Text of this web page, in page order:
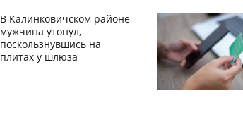
В Калинковичском районе
мужчина утонул,
поскользнувшись на
плитах у шлюза